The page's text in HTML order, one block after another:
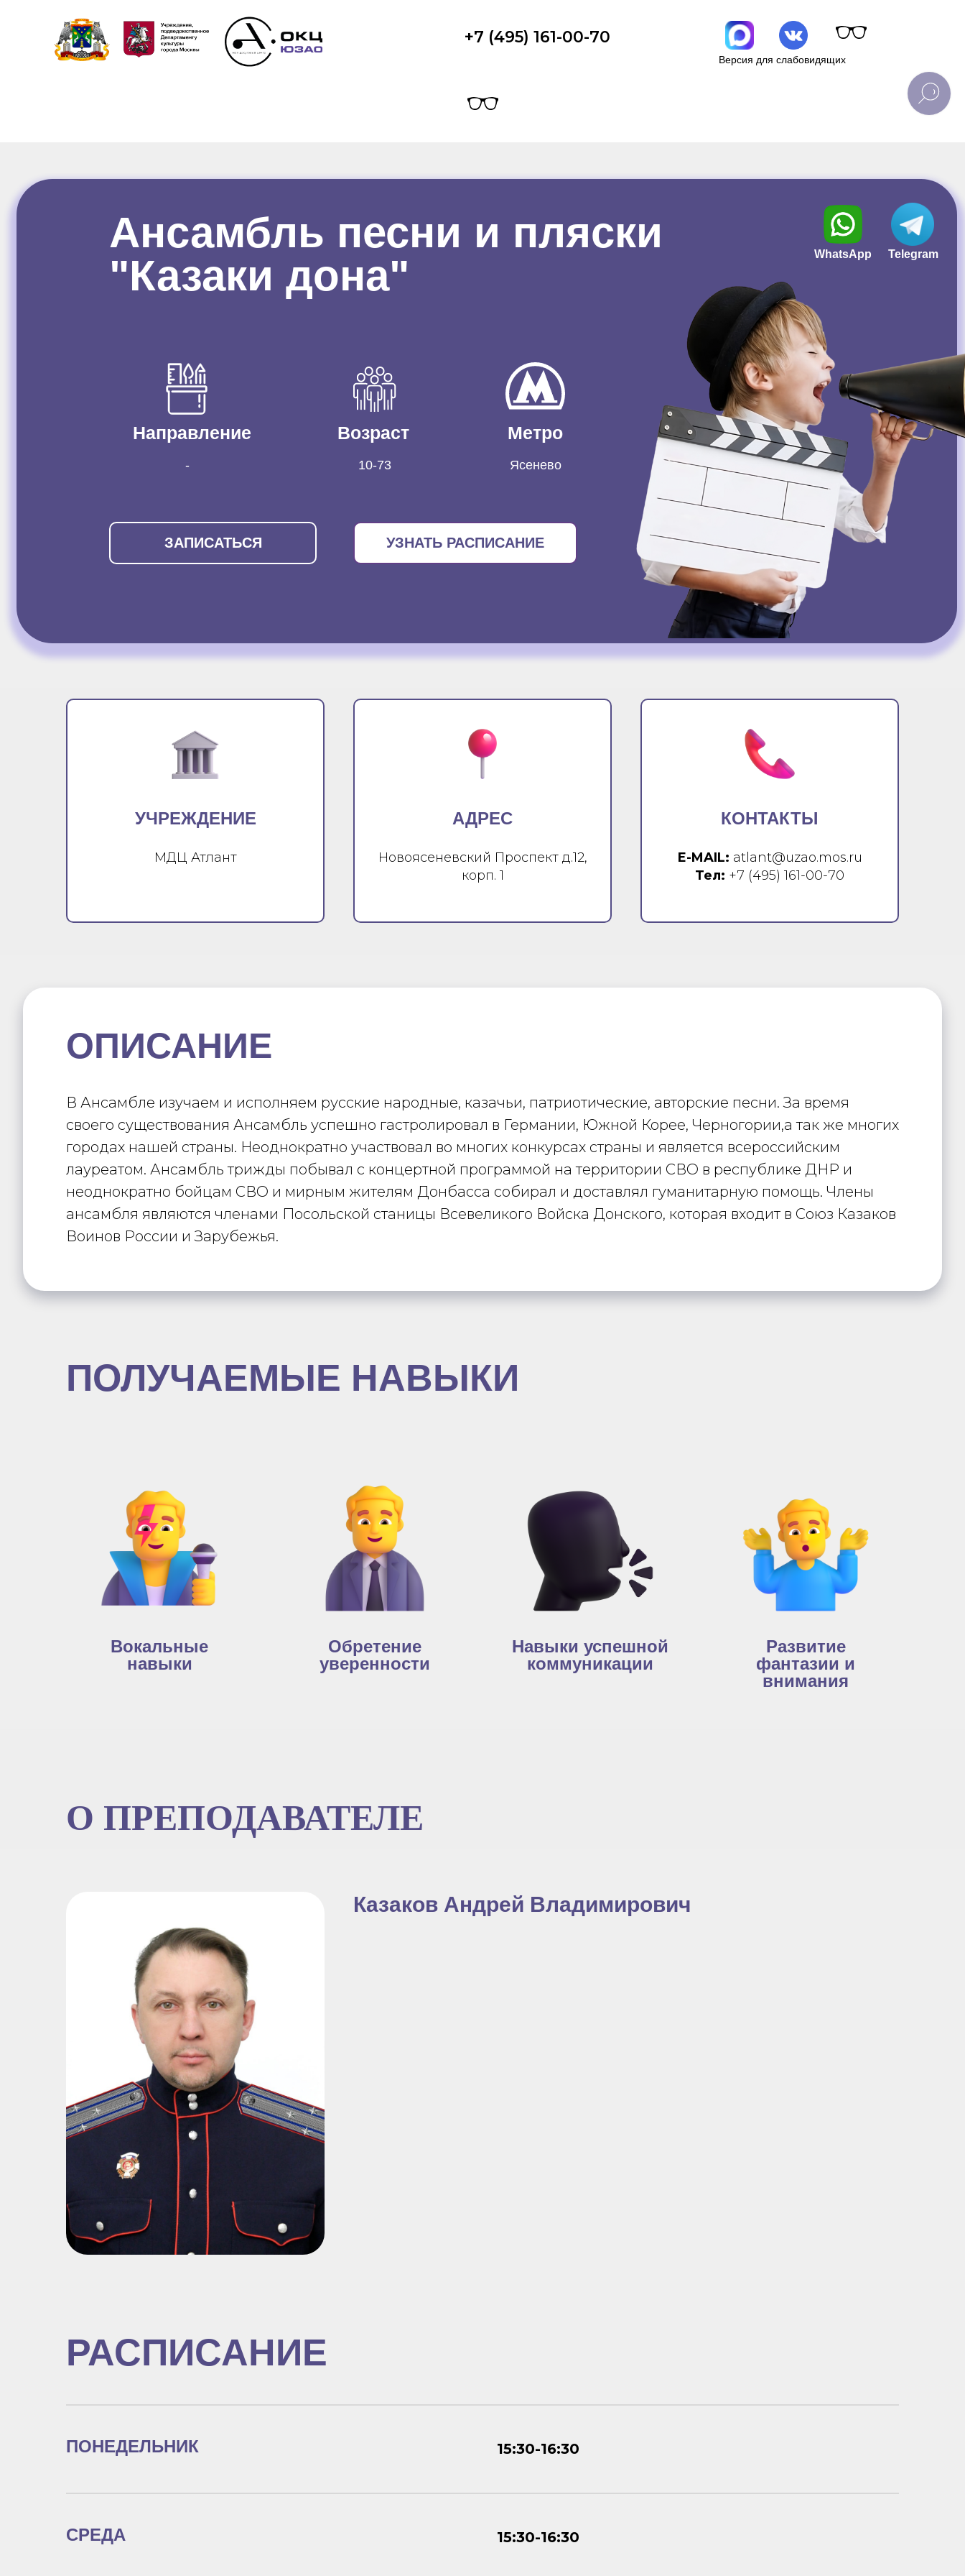
Версия для слабовидящих
+7 (495) 161-00-70
Ансамбль песни и пляски
"Казаки дона"
Направление
-
Возраст
10-73
Метро
Ясенево
Telegram
WhatsApp
УЗНАТЬ РАСПИСАНИЕ
ЗАПИСАТЬСЯ
УЧРЕЖДЕНИЕ
МДЦ Атлант
АДРЕС
Новоясеневский Проспект д.12,
корп. 1
КОНТАКТЫ
E-MAIL: atlant@uzao.mos.ru
Тел: +7 (495) 161-00-70
ОПИСАНИЕ
В Ансамбле изучаем и исполняем русские народные, казачьи, патриотические, авторские песни. За время
своего существования Ансамбль успешно гастролировал в Германии, Южной Корее, Черногории,а так же многих
городах нашей страны. Неоднократно участвовал во многих конкурсах страны и является всероссийским
лауреатом. Ансамбль трижды побывал с концертной программой на территории СВО в республике ДНР и
неоднократно бойцам СВО и мирным жителям Донбасса собирал и доставлял гуманитарную помощь. Члены
ансамбля являются членами Посольской станицы Всевеликого Войска Донского, которая входит в Союз Казаков
Воинов России и Зарубежья.
ПОЛУЧАЕМЫЕ НАВЫКИ
Вокальные
навыки
Обретение
уверенности
Навыки успешной
коммуникации
Развитие
фантазии и
внимания
О ПРЕПОДАВАТЕЛЕ
Казаков Андрей Владимирович
РАСПИСАНИЕ
ПОНЕДЕЛЬНИК 15:30-16:30
СРЕДА 15:30-16:30